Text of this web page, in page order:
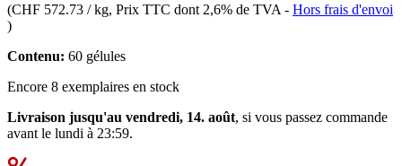
(CHF 572.73 / kg, Prix TTC dont 2,6% de TVA - Hors frais d'envoi
)
Contenu: 60 gélules
Encore 8 exemplaires en stock
Livraison jusqu'au vendredi, 14. août, si vous passez commande
avant le lundi à 23:59.